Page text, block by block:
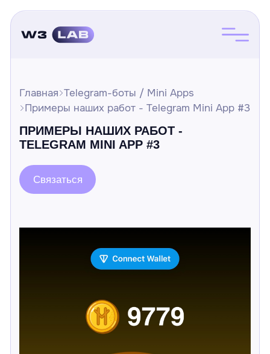
Главная Telegram-боты / Mini Apps
Примеры наших работ - Telegram Mini App #3
ПРИМЕРЫ НАШИХ РАБОТ -
TELEGRAM MINI APP #3
Связаться